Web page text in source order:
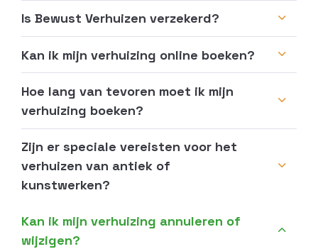
Is Bewust Verhuizen verzekerd?
Kan ik mijn verhuizing online boeken?
Hoe lang van tevoren moet ik mijn
verhuizing boeken?
Zijn er speciale vereisten voor het
verhuizen van antiek of
kunstwerken?
Kan ik mijn verhuizing annuleren of
wijzigen?